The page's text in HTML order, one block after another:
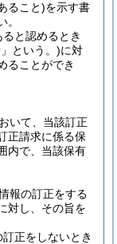
ること)を示す書
と認めるとき
という。)に対
ることができ
いて、当該訂正
正請求に係る保
内で、当該保有
報の訂正をする
対し、その旨を
正をしないとき